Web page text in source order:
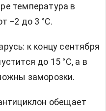
температура в
−2 до 3 °C.
к концу сентября
до 15 °C, а в
заморозки.
обещает